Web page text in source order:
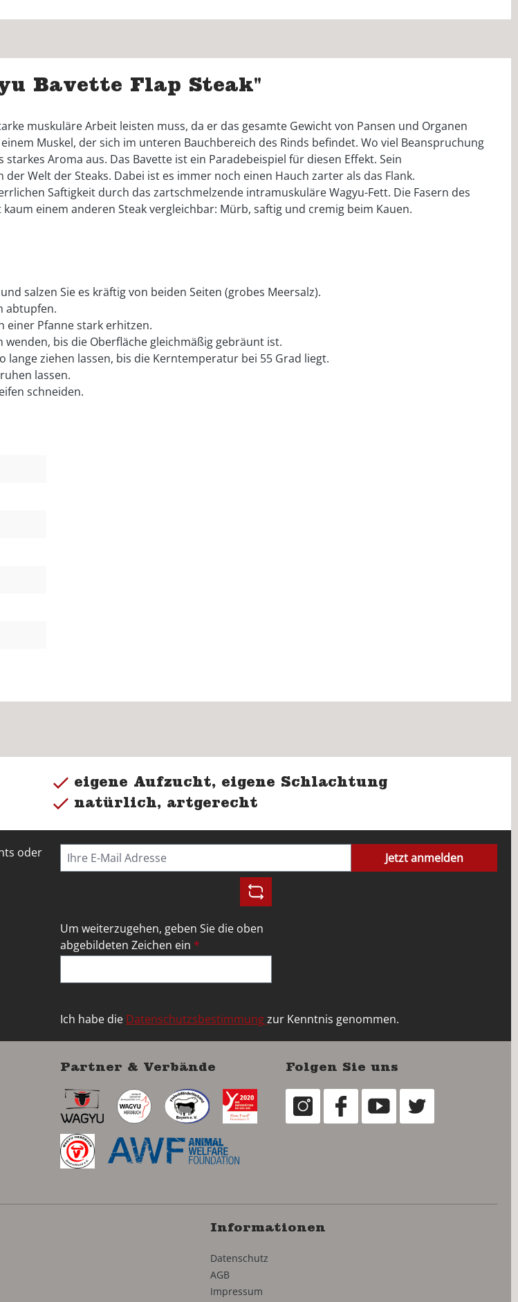
Bavette Flap Steak"
muskuläre Arbeit leisten muss, da er das gesamte Gewicht von Pansen und Organen
Muskel, der sich im unteren Bauchbereich des Rinds befindet. Wo viel Beanspruchung
Aroma aus. Das Bavette ist ein Paradebeispiel für diesen Effekt. Sein
Welt der Steaks. Dabei ist es immer noch einen Hauch zarter als das Flank.
Saftigkeit durch das zartschmelzende intramuskuläre Wagyu-Fett. Die Fasern des
einem anderen Steak vergleichbar: Mürb, saftig und cremig beim Kauen.
salzen Sie es kräftig von beiden Seiten (grobes Meersalz).
abtupfen.
einer Pfanne stark erhitzen.
bis die Oberfläche gleichmäßig gebräunt ist.
lange ziehen lassen, bis die Kerntemperatur bei 55 Grad liegt.
lassen.
schneiden.
eigene Aufzucht, eigene Schlachtung
natürlich, artgerecht
oder
Jetzt anmelden
Um weiterzugehen, geben Sie die oben
abgebildeten Zeichen ein *
Ich habe die Datenschutzsbestimmungzur Kenntnis genommen.
Partner & Verbände Folgen Sie uns
Informationen
Datenschutz
AGB
Impressum